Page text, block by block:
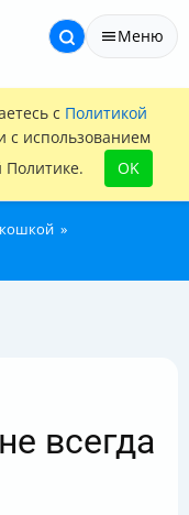
Меню
с Политикой
с использованием
Политике.
OK
всегда